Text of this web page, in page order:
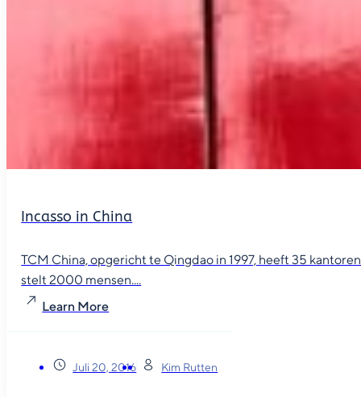
Incasso in China
TCM China, opgericht te Qingdao in 1997, heeft 35
stelt 2000 mensen....
Learn More
Juli 20, 2016 Kim Rutten